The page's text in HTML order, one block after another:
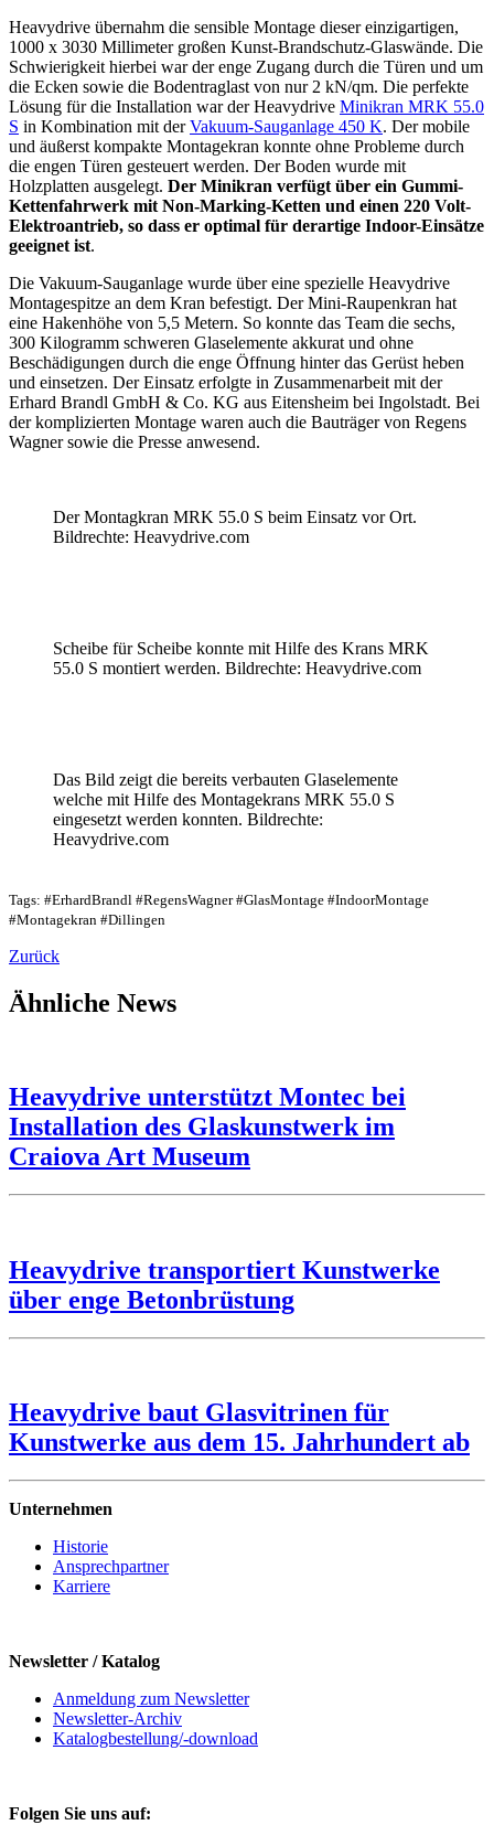
Heavydrive übernahm die sensible Montage dieser einzigartigen,
1000 x 3030 Millimeter großen Kunst-Brandschutz-Glaswände. Die
Schwierigkeit hierbei war der enge Zugang durch die Türen und um
die Ecken sowie die Bodentraglast von nur 2 kN/qm. Die perfekte
Lösung für die Installation war der Heavydrive Minikran MRK 55.0
S in Kombination mit derVakuum-Sauganlage 450 K. Der mobile
und äußerst kompakte Montagekran konnte ohne Probleme durch
die engen Türen gesteuert werden. Der Boden wurde mit
Holzplatten ausgelegt. Der Minikran verfügt über ein Gummi-
Kettenfahrwerk mit Non-Marking-Ketten und einen 220 Volt-
Elektroantrieb, so dass er optimal für derartige Indoor-Einsätze
geeignet ist.
Die Vakuum-Sauganlage wurde über eine spezielle Heavydrive
Montagespitze an dem Kran befestigt. Der Mini-Raupenkran hat
eine Hakenhöhe von 5,5 Metern. So konnte das Team die sechs,
300 Kilogramm schweren Glaselemente akkurat und ohne
Beschädigungen durch die enge Öffnung hinter das Gerüst heben
und einsetzen. Der Einsatz erfolgte in Zusammenarbeit mit der
Erhard Brandl GmbH & Co. KG aus Eitensheim bei Ingolstadt. Bei
der komplizierten Montage waren auch die Bauträger von Regens
Wagner sowie die Presse anwesend.
Der Montagkran MRK 55.0 S beim Einsatz vor Ort.
Bildrechte: Heavydrive.com
Scheibe für Scheibe konnte mit Hilfe des Krans MRK
55.0 S montiert werden. Bildrechte: Heavydrive.com
Das Bild zeigt die bereits verbauten Glaselemente
welche mit Hilfe des Montagekrans MRK 55.0 S
eingesetzt werden konnten. Bildrechte:
Heavydrive.com
Tags: #ErhardBrandl #RegensWagner #GlasMontage #IndoorMontage
#Montagekran #Dillingen
Zurück
Ähnliche News
Heavydrive unterstützt Montec bei
Installation des Glaskunstwerk im
Craiova Art Museum
Heavydrive transportiert Kunstwerke
über enge Betonbrüstung
Heavydrive baut Glasvitrinen für
Kunstwerke aus dem 15. Jahrhundert ab
Unternehmen
Historie
Ansprechpartner
Karriere
Newsletter / Katalog
Anmeldung zum Newsletter
Newsletter-Archiv
Katalogbestellung/-download
Folgen Sie uns auf: